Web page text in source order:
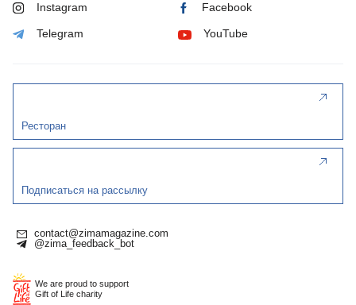
Instagram Facebook
Telegram YouTube
Ресторан
Подписаться на рассылку
contact@zimamagazine.com
@zima_feedback_bot
We are proud to support
Gift of Life charity